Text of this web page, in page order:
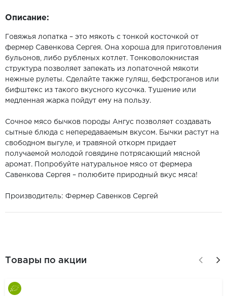
Описание:
Говяжья лопатка – это мякоть с тонкой косточкой от
фермер Савенкова Сергея. Она хороша для приготовления
бульонов, либо рубленых котлет. Тонковолокнистая
структура позволяет запекать из лопаточной мякоти
нежные рулеты. Сделайте также гуляш, бефстроганов или
бифштекс из такого вкусного кусочка. Тушение или
медленная жарка пойдут ему на пользу.
Сочное мясо бычков породы Ангус позволяет создавать
сытные блюда с непередаваемым вкусом. Бычки растут на
свободном выгуле, и травяной откорм придает
получаемой молодой говядине потрясающий мясной
аромат. Попробуйте натуральное мясо от фермера
Савенкова Сергея – полюбите природный вкус мяса!
Производитель: Фермер Савенков Сергей
Товары по акции